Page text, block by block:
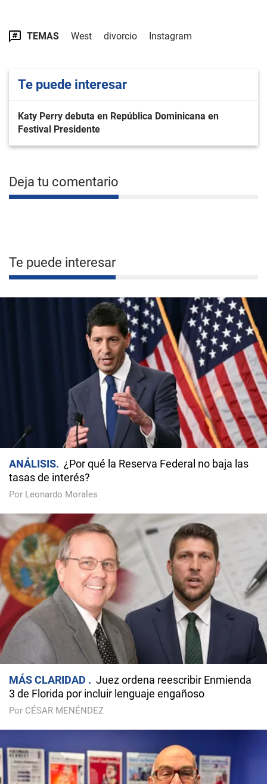
TEMAS West divorcio Instagram
Te puede interesar
Katy Perry debuta en República Dominicana en
Festival Presidente
Deja tu comentario
Te puede interesar
ANÁLISIS
¿Por qué la Reserva Federal no baja las
tasas de interés?
Por Leonardo Morales
MÁS CLARIDAD
Juez ordena reescribir Enmienda
3 de Florida por incluir lenguaje engañoso
Por CÉSAR MENÉNDEZ